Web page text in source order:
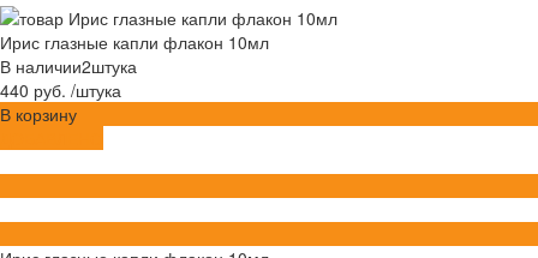
Ирис глазные капли флакон 10мл
В наличии2штука
440 руб. /штука
В корзину